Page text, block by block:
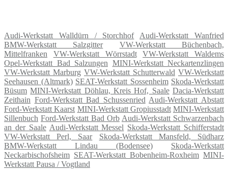
Audi-Werkstatt Walldürn / Storchhof
Audi-Werkstatt Wanfried
BMW-Werkstatt Salzgitter
VW-Werkstatt Büchenbach,
Mittelfranken
VW-Werkstatt Wörrstadt
VW-Werkstatt Waldems
Opel-Werkstatt Bad Salzungen MINI-Werkstatt Neckartenzlingen
VW-Werkstatt Marburg VW-Werkstatt Schutterwald VW-Werkstatt
Seehausen (Altmark) SEAT-Werkstatt Sossenheim Skoda-Werkstatt
Büsum MINI-Werkstatt Döhlau, Kreis Hof, Saale Dacia-Werkstatt
Zeithain Ford-Werkstatt Bad Schussenried Audi-Werkstatt Abstatt
Ford-Werkstatt Kaarst MINI-Werkstatt Gropiusstadt MINI-Werkstatt
Sillenbuch Ford-Werkstatt Bad Orb Audi-Werkstatt Schwarzenbach
an der Saale Audi-Werkstatt Messel Skoda-Werkstatt Schifferstadt
VW-Werkstatt Perl, Saar
Skoda-Werkstatt Mansfeld, Südharz
BMW-Werkstatt Lindau (Bodensee)
Skoda-Werkstatt
Neckarbischofsheim SEAT-Werkstatt Bobenheim-Roxheim MINI-
Werkstatt Pausa / Vogtland